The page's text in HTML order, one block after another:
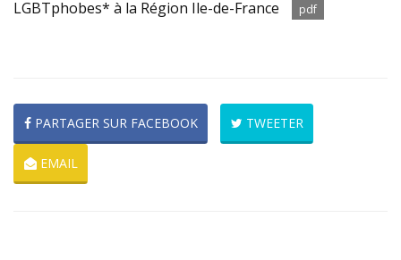
LGBTphobes* à la Région Ile-de-France
pdf
PARTAGER SUR FACEBOOK TWEETER
EMAIL